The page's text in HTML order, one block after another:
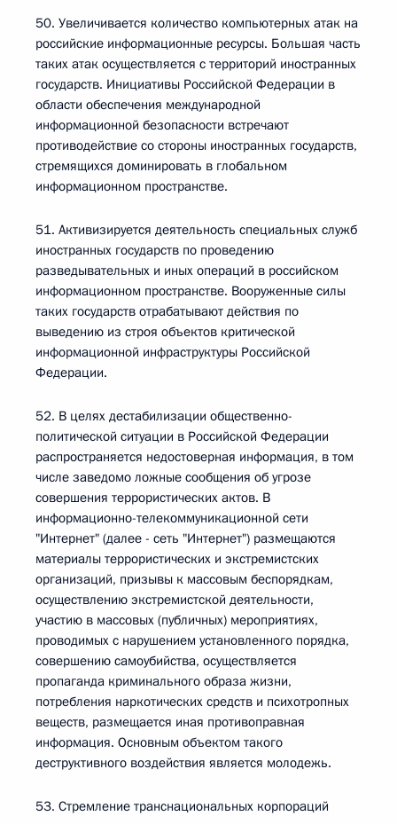
50. Увеличивается количество компьютерных атак на
российские информационные ресурсы. Большая часть
таких атак осуществляется с территорий иностранных
государств. Инициативы Российской Федерации в
области обеспечения международной
информационной безопасности встречают
противодействие со стороны иностранных государств,
стремящихся доминировать в глобальном
информационном пространстве.
51. Активизируется деятельность специальных служб
иностранных государств по проведению
разведывательных и иных операций в российском
информационном пространстве. Вооруженные силы
таких государств отрабатывают действия по
выведению из строя объектов критической
информационной инфраструктуры Российской
Федерации.
52. В целях дестабилизации общественно-
политической ситуации в Российской Федерации
распространяется недостоверная информация, в том
числе заведомо ложные сообщения об угрозе
совершения террористических актов. В
информационно-телекоммуникационной сети
"Интернет" (далее - сеть "Интернет") размещаются
материалы террористических и экстремистских
организаций, призывы к массовым беспорядкам,
осуществлению экстремистской деятельности,
участию в массовых (публичных) мероприятиях,
проводимых с нарушением установленного порядка,
совершению самоубийства, осуществляется
пропаганда криминального образа жизни,
потребления наркотических средств и психотропных
веществ, размещается иная противоправная
информация. Основным объектом такого
деструктивного воздействия является молодежь.
53. Стремление транснациональных корпораций